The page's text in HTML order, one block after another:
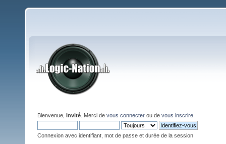
Bienvenue, Invité . Merci de vous connecter ou de vous inscrire
Connexion avec identifiant, mot de passe et durée de la session